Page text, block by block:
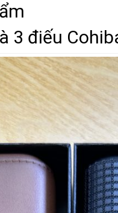
3 điếu